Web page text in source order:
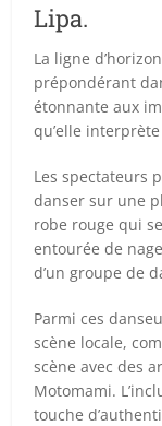
Lipa.
La ligne
prépondérant
étonnante aux
qu’elle
Les spectateurs
danser sur une
robe rouge qui
entourée de
d’un groupe de
Parmi ces
scène locale,
scène avec des
Motomami.
touche